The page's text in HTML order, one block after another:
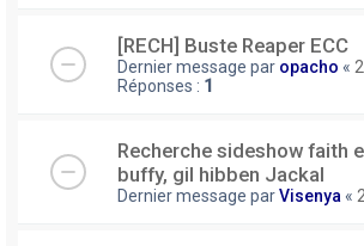
[RECH] Buste Reaper ECC
Dernier message par opacho «
Réponses : 1
Recherche sideshow faith
buffy, gil hibben Jackal
Dernier message parVisenya «